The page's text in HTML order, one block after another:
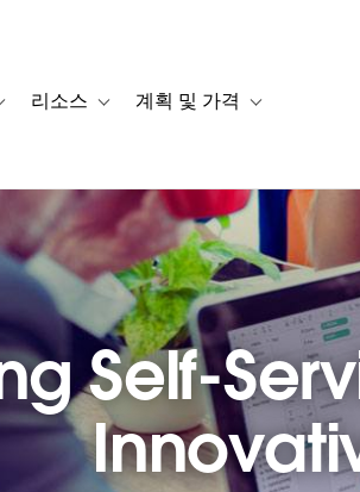
for 고객 스토리
Toggle sub-navigation for 솔루션
리소스 Toggle sub-navigation for 리소스
계획 및 가격 Toggle sub-
Self-